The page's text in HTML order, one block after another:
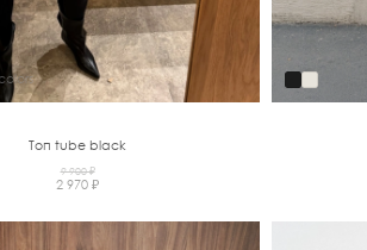
Топ tube black
9 900 ₽
2 970 ₽